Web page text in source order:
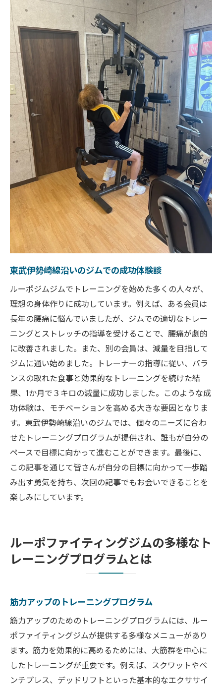
東武伊勢崎線沿いのジムでの成功体験談
ルーポジムジムでトレーニングを始めた多くの人々が、
理想の身体作りに成功しています。例えば、ある会員は
長年の腰痛に悩んでいましたが、ジムでの適切なトレー
ニングとストレッチの指導を受けることで、腰痛が劇的
に改善されました。また、別の会員は、減量を目指して
ジムに通い始めました。トレーナーの指導に従い、バラ
ンスの取れた食事と効果的なトレーニングを続けた結
果、1か月で３キロの減量に成功しました。このような成
功体験は、モチベーションを高める大きな要因となりま
す。東武伊勢崎線沿いのジムでは、個々のニーズに合わ
せたトレーニングプログラムが提供され、誰もが自分の
ペースで目標に向かって進むことができます。最後に、
この記事を通じて皆さんが自分の目標に向かって一歩踏
み出す勇気を持ち、次回の記事でもお会いできることを
楽しみにしています。
ルーポファイティングジムの多様なト
レーニングプログラムとは
筋力アップのトレーニングプログラム
筋力アップのためのトレーニングプログラムには、ルー
ポファイティングジムが提供する多様なメニューがあり
ます。筋力を効果的に高めるためには、大筋群を中心に
したトレーニングが重要です。例えば、スクワットやベ
ンチプレス、デッドリフトといった基本的なエクササイ